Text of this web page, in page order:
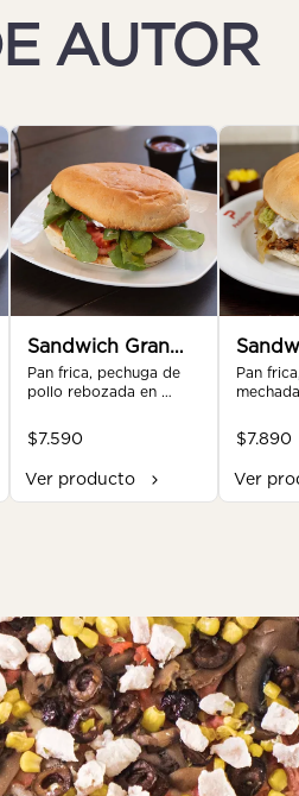
AUTOR
Sandwich Gran
araucaria
Pan frica, pechuga de
pollo rebozada en
tomate, mayonesa de la
casa.
$7.590
Ver producto
alerce
Pan
tomate,
casa.
$7.890
Ver